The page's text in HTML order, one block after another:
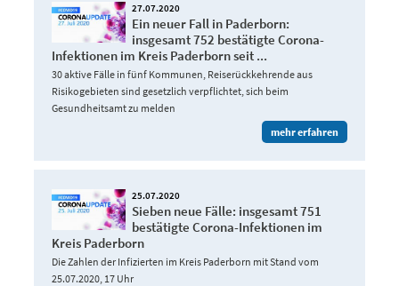
27.07.2020
Ein neuer Fall in Paderborn:
insgesamt 752 bestätigte Corona-
Infektionen im Kreis Paderborn seit ...
30 aktive Fälle in fünf Kommunen, Reiserückkehrende aus
Risikogebieten sind gesetzlich verpflichtet, sich beim
Gesundheitsamt zu melden
mehr erfahren
25.07.2020
Sieben neue Fälle: insgesamt 751
bestätigte Corona-Infektionen im
Kreis Paderborn
Die Zahlen der Infizierten im Kreis Paderborn mit Stand vom
25.07.2020, 17 Uhr